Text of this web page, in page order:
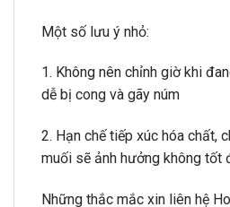
Một số lưu ý nhỏ:
1. Không nên chỉnh giờ khi
dễ bị cong và gãy núm
2. Hạn chế tiếp xúc hóa chất,
muối sẽ ảnh hưởng không tốt
Những thắc mắc xin liên hệ